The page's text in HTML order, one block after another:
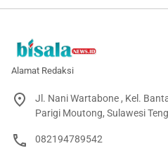
Alamat Redaksi
Jl. Nani Wartabone , Kel.
Parigi Moutong, Sulawesi
082194789542